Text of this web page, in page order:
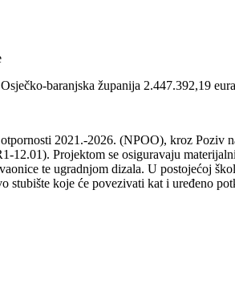
baranjska županija 2.447.392,19
2021.-2026. (NPOO), kroz Poziv
12.01). Projektom se osiguravaju
te ugradnjom dizala. U postojećoj
stubište koje će povezivati kat i uređeno